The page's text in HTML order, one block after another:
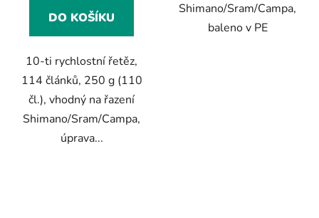
DO KOŠÍKU
10-ti rychlostní řetěz,
114 článků, 250 g (110
čl.), vhodný na řazení
Shimano/Sram/Campa,
úprava...
Shimano/Sram/Campa,
baleno v PE